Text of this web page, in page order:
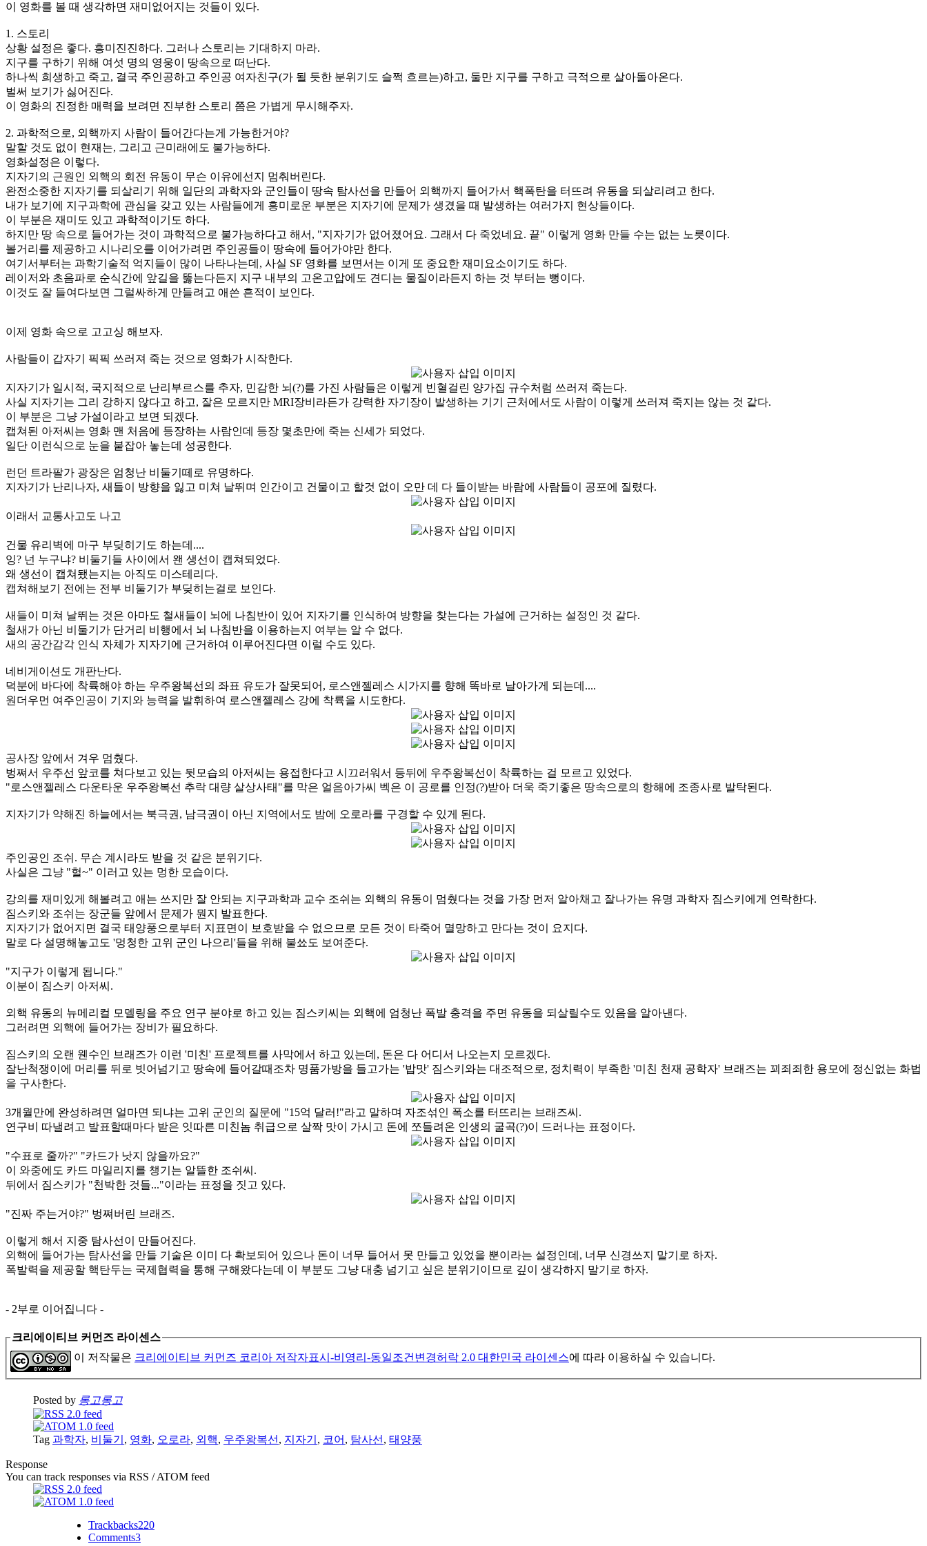
이 영화를 볼 때 생각하면 재미없어지는 것들이 있다.
1. 스토리
상황 설정은 좋다. 흥미진진하다. 그러나 스토리는 기대하지 마라.
지구를 구하기 위해 여섯 명의 영웅이 땅속으로 떠난다.
하나씩 희생하고 죽고, 결국 주인공하고 주인공 여자친구(가 될 듯한 분위기도 슬쩍 흐르는)하고, 둘만 지구를 구하고 극적으로 살아돌아온다.
벌써 보기가 싫어진다.
이 영화의 진정한 매력을 보려면 진부한 스토리 쯤은 가볍게 무시해주자.
2. 과학적으로, 외핵까지 사람이 들어간다는게 가능한거야?
말할 것도 없이 현재는, 그리고 근미래에도 불가능하다.
영화설정은 이렇다.
지자기의 근원인 외핵의 회전 유동이 무슨 이유에선지 멈춰버린다.
완전소중한 지자기를 되살리기 위해 일단의 과학자와 군인들이 땅속 탐사선을 만들어 외핵까지 들어가서 핵폭탄을 터뜨려 유동을 되살리려고 한다.
내가 보기에 지구과학에 관심을 갖고 있는 사람들에게 흥미로운 부분은 지자기에 문제가 생겼을 때 발생하는 여러가지 현상들이다.
이 부분은 재미도 있고 과학적이기도 하다.
하지만 땅 속으로 들어가는 것이 과학적으로 불가능하다고 해서, "지자기가 없어졌어요. 그래서 다 죽었네요. 끝" 이렇게 영화 만들 수는 없는 노릇이다.
볼거리를 제공하고 시나리오를 이어가려면 주인공들이 땅속에 들어가야만 한다.
여기서부터는 과학기술적 억지들이 많이 나타나는데, 사실 SF 영화를 보면서는 이게 또 중요한 재미요소이기도 하다.
레이저와 초음파로 순식간에 앞길을 뚫는다든지 지구 내부의 고온고압에도 견디는 물질이라든지 하는 것 부터는 뻥이다.
이것도 잘 들여다보면 그럴싸하게 만들려고 애쓴 흔적이 보인다.
이제 영화 속으로 고고싱 해보자.
사람들이 갑자기 픽픽 쓰러져 죽는 것으로 영화가 시작한다.
지자기가 일시적, 국지적으로 난리부르스를 추자, 민감한 뇌(?)를 가진 사람들은 이렇게 빈혈걸린 양가집 규수처럼 쓰러져 죽는다.
사실 지자기는 그리 강하지 않다고 하고, 잘은 모르지만 MRI장비라든가 강력한 자기장이 발생하는 기기 근처에서도 사람이 이렇게 쓰러져 죽지는 않는 것 같다.
이 부분은 그냥 가설이라고 보면 되겠다.
캡쳐된 아저씨는 영화 맨 처음에 등장하는 사람인데 등장 몇초만에 죽는 신세가 되었다.
일단 이런식으로 눈을 붙잡아 놓는데 성공한다.
런던 트라팔가 광장은 엄청난 비둘기떼로 유명하다.
지자기가 난리나자, 새들이 방향을 잃고 미쳐 날뛰며 인간이고 건물이고 할것 없이 오만 데 다 들이받는 바람에 사람들이 공포에 질렸다.
이래서 교통사고도 나고
건물 유리벽에 마구 부딪히기도 하는데....
잉? 넌 누구냐? 비둘기들 사이에서 왠 생선이 캡쳐되었다.
왜 생선이 캡쳐됐는지는 아직도 미스테리다.
캡쳐해보기 전에는 전부 비둘기가 부딪히는걸로 보인다.
새들이 미쳐 날뛰는 것은 아마도 철새들이 뇌에 나침반이 있어 지자기를 인식하여 방향을 찾는다는 가설에 근거하는 설정인 것 같다.
철새가 아닌 비둘기가 단거리 비행에서 뇌 나침반을 이용하는지 여부는 알 수 없다.
새의 공간감각 인식 자체가 지자기에 근거하여 이루어진다면 이럴 수도 있다.
네비게이션도 개판난다.
덕분에 바다에 착륙해야 하는 우주왕복선의 좌표 유도가 잘못되어, 로스앤젤레스 시가지를 향해 똑바로 날아가게 되는데....
원더우먼 여주인공이 기지와 능력을 발휘하여 로스앤젤레스 강에 착륙을 시도한다.
공사장 앞에서 겨우 멈췄다.
벙쪄서 우주선 앞코를 쳐다보고 있는 뒷모습의 아저씨는 용접한다고 시끄러워서 등뒤에 우주왕복선이 착륙하는 걸 모르고 있었다.
"로스앤젤레스 다운타운 우주왕복선 추락 대량 살상사태"를 막은 얼음아가씨 벡은 이 공로를 인정(?)받아 더욱 죽기좋은 땅속으로의 항해에 조종사로 발탁된다.
지자기가 약해진 하늘에서는 북극권, 남극권이 아닌 지역에서도 밤에 오로라를 구경할 수 있게 된다.
주인공인 조쉬. 무슨 계시라도 받을 것 같은 분위기다.
사실은 그냥 "헐~" 이러고 있는 멍한 모습이다.
강의를 재미있게 해볼려고 애는 쓰지만 잘 안되는 지구과학과 교수 조쉬는 외핵의 유동이 멈췄다는 것을 가장 먼저 알아채고 잘나가는 유명 과학자 짐스키에게 연락한다.
짐스키와 조쉬는 장군들 앞에서 문제가 뭔지 발표한다.
지자기가 없어지면 결국 태양풍으로부터 지표면이 보호받을 수 없으므로 모든 것이 타죽어 멸망하고 만다는 것이 요지다.
말로 다 설명해놓고도 '멍청한 고위 군인 나으리'들을 위해 불쑈도 보여준다.
"지구가 이렇게 됩니다."
이분이 짐스키 아저씨.
외핵 유동의 뉴메리컬 모델링을 주요 연구 분야로 하고 있는 짐스키씨는 외핵에 엄청난 폭발 충격을 주면 유동을 되살릴수도 있음을 알아낸다.
그러려면 외핵에 들어가는 장비가 필요하다.
짐스키의 오랜 웬수인 브래즈가 이런 '미친' 프로젝트를 사막에서 하고 있는데, 돈은 다 어디서 나오는지 모르겠다.
잘난척쟁이에 머리를 뒤로 빗어넘기고 땅속에 들어갈때조차 명품가방을 들고가는 '밥맛' 짐스키와는 대조적으로, 정치력이 부족한 '미친 천재 공학자' 브래즈는 꾀죄죄한 용모에 정신없는 화법
을 구사한다.
3개월만에 완성하려면 얼마면 되냐는 고위 군인의 질문에 "15억 달러!"라고 말하며 자조섞인 폭소를 터뜨리는 브래즈씨.
연구비 따낼려고 발표할때마다 받은 잇따른 미친놈 취급으로 살짝 맛이 가시고 돈에 쪼들려온 인생의 굴곡(?)이 드러나는 표정이다.
"수표로 줄까?" "카드가 낫지 않을까요?"
이 와중에도 카드 마일리지를 챙기는 알뜰한 조쉬씨.
뒤에서 짐스키가 "천박한 것들..."이라는 표정을 짓고 있다.
"진짜 주는거야?" 벙쪄버린 브래즈.
이렇게 해서 지중 탐사선이 만들어진다.
외핵에 들어가는 탐사선을 만들 기술은 이미 다 확보되어 있으나 돈이 너무 들어서 못 만들고 있었을 뿐이라는 설정인데, 너무 신경쓰지 말기로 하자.
폭발력을 제공할 핵탄두는 국제협력을 통해 구해왔다는데 이 부분도 그냥 대충 넘기고 싶은 분위기이므로 깊이 생각하지 말기로 하자.
- 2부로 이어집니다 -
크리에이티브 커먼즈 라이센스
이 저작물은 크리에이티브 커먼즈 코리아 저작자표시-비영리-동일조건변경허락 2.0 대한민국 라이센스에 따라 이용하실 수 있습니다.
Posted by 롱고롱고
Tag 과학자, 비둘기 , 영화, 오로라, 외핵, 우주왕복선 , 지자기 , 코어 , 탐사선 , 태양풍
Response
You can track responses via RSS / ATOM feed
Trackbacks220
Comments3